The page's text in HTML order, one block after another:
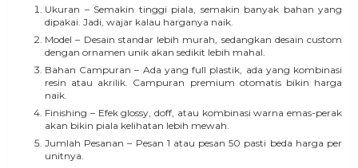
Ukuran – Semakin tinggi piala, semakin banyak bahan yang
dipakai. Jadi, wajar kalau harganya naik.
Model – Desain standar lebih murah, sedangkan desain custom
dengan ornamen unik akan sedikit lebih mahal.
Bahan Campuran – Ada yang full plastik, ada yang kombinasi
resin atau akrilik. Campuran premium otomatis bikin harga
naik.
Finishing – Efek glossy, doff, atau kombinasi warna emas-perak
akan bikin piala kelihatan lebih mewah.
Jumlah Pesanan – Pesan 1 atau pesan 50 pasti beda harga per
unitnya.